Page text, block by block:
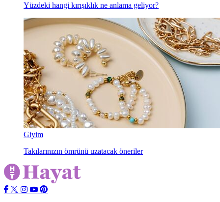
Yüzdeki hangi kırışıklık ne anlama geliyor?
Giyim
Takılarınızın ömrünü uzatacak öneriler